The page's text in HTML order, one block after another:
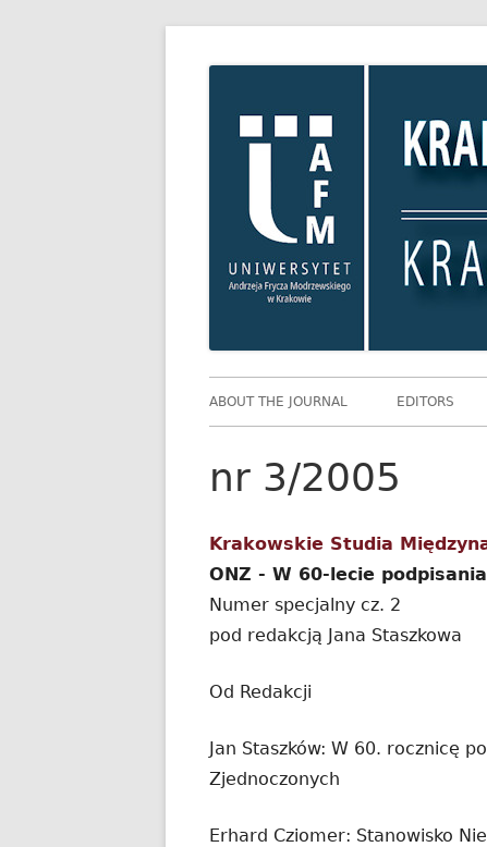
Krakowskie Studia
Primary
ABOUT THE JOURNAL EDITORS
nr 3/2005
Krakowskie Studia
ONZ - W 60-lecie
Numer specjalny cz. 2
pod redakcją Jana Staszkowa
Od Redakcji
Jan Staszków: W 60. rocznicę
Zjednoczonych
Erhard Cziomer: Stanowisko